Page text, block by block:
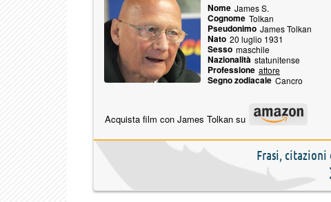
Nome James S.
Cognome Tolkan
Pseudonimo James Tolkan
Nato 20 luglio 1931
Sesso maschile
Nazionalità statunitense
Professione attore
Segno zodiacale Cancro
Acquista film con James Tolkan su
Frasi, citazioni